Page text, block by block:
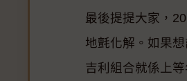
最後提提大家，
地氈化解。如果
吉利組合就係上